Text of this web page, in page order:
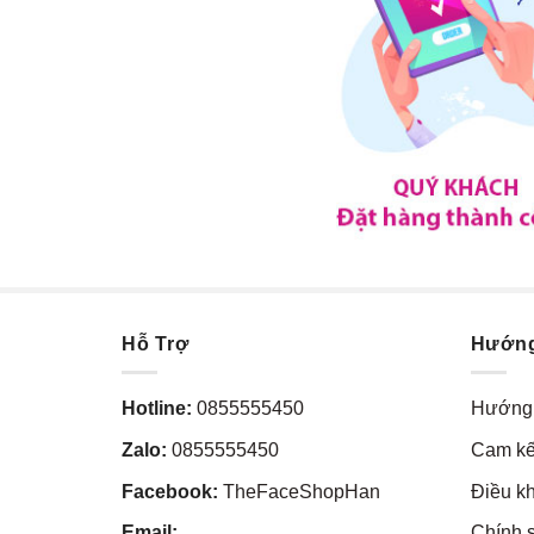
Hỗ Trợ
Hotline: 0855555450
Zalo: 0855555450
Facebook: TheFaceShopHan
Cam
Điều